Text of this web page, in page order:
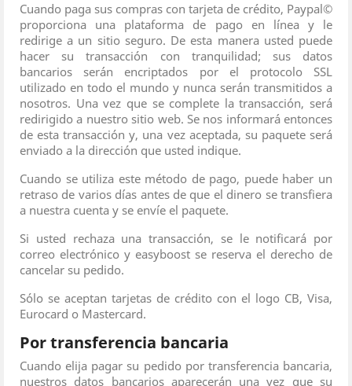
Cuando paga sus compras con tarjeta de crédito, Paypal©
proporciona una plataforma de pago en línea y le
redirige a un sitio seguro. De esta manera usted puede
hacer su transacción con tranquilidad; sus datos
bancarios serán encriptados por el protocolo SSL
utilizado en todo el mundo y nunca serán transmitidos a
nosotros. Una vez que se complete la transacción, será
redirigido a nuestro sitio web. Se nos informará entonces
de esta transacción y, una vez aceptada, su paquete será
enviado a la dirección que usted indique.
Cuando se utiliza este método de pago, puede haber un
retraso de varios días antes de que el dinero se transfiera
a nuestra cuenta y se envíe el paquete.
Si usted rechaza una transacción, se le notificará por
correo electrónico y easyboost se reserva el derecho de
cancelar su pedido.
Sólo se aceptan tarjetas de crédito con el logo CB, Visa,
Eurocard o Mastercard.
Por transferencia bancaria
Cuando elija pagar su pedido por transferencia bancaria,
nuestros datos bancarios aparecerán una vez que su